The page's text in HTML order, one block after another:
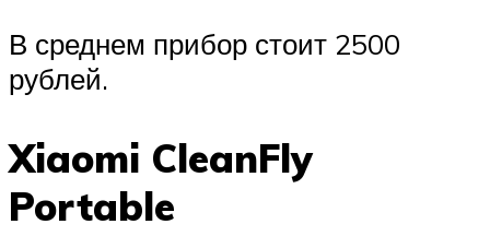
В среднем прибор стоит 2500
рублей.
Xiaomi CleanFly
Portable